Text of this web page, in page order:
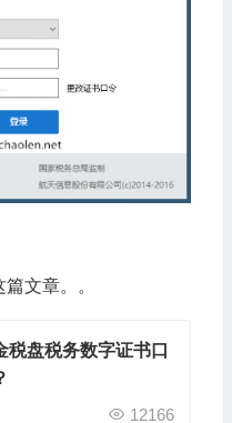
文章。。
税盘税务数字证书口
12166